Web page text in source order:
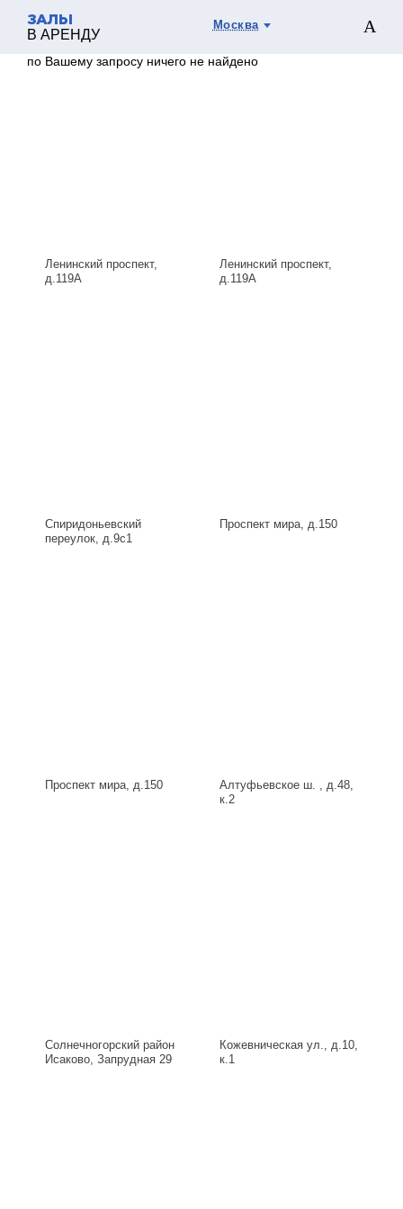
ЗАЛЫ
В АРЕНДУ
Москва
по Вашему запросу ничего не найдено
Ленинский проспект,
д.119А
Ленинский проспект,
д.119А
Спиридоньевский
переулок, д.9с1
Проспект мира, д.150
Проспект мира, д.150
Алтуфьевское ш. , д.48,
к.2
Солнечногорский район
Исаково, Запрудная 29
Кожевническая ул., д.10,
к.1